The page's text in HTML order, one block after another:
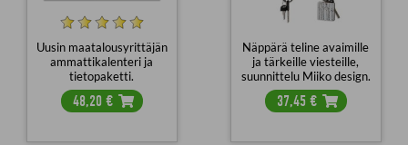
Uusin maatalousyrittäjän
ammattikalenteri ja
tietopaketti.
€
48,20
Näppärä teline avaimille
ja tärkeille viesteille,
suunnittelu Miiko design.
€
37,45